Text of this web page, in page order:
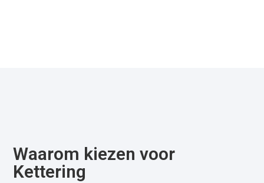
Waarom kiezen voor
Kettering